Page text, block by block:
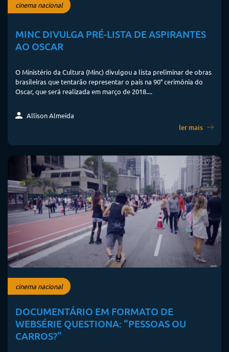
cinema nacional
MINC DIVULGA PRÉ-LISTA DE ASPIRANTES
AO OSCAR
O Ministério da Cultura (Minc) divulgou a lista preliminar de obras
brasileiras que tentarão representar o país na 90° cerimônia do
Oscar, que será realizada em março de 2018....
Allison Almeida
ler mais
cinema nacional
DOCUMENTÁRIO EM FORMATO DE
WEBSÉRIE QUESTIONA: “PESSOAS OU
CARROS?”